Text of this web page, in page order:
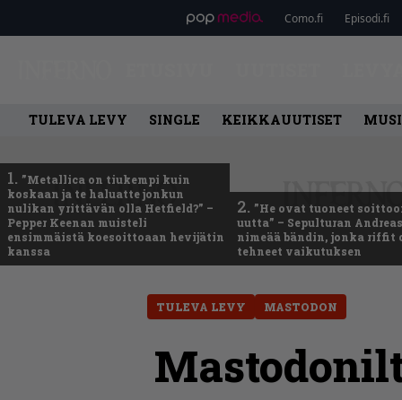
Como.fi Episodi.fi
TULEVA LEVY SINGLE KEIKKAUUTISET
1. ”Metallica on tiukempi kuin
koskaan ja te haluatte jonkun
nulikan yrittävän olla Hetfield?” –
Pepper Keenan muisteli
ensimmäistä koesoittoaan hevijätin
kanssa
2. ”He ovat tuoneet
uutta” – Sepulturan
nimeää bändin, jonka riffit
tehneet vaikutuksen
TULEVA LEVY MASTODON